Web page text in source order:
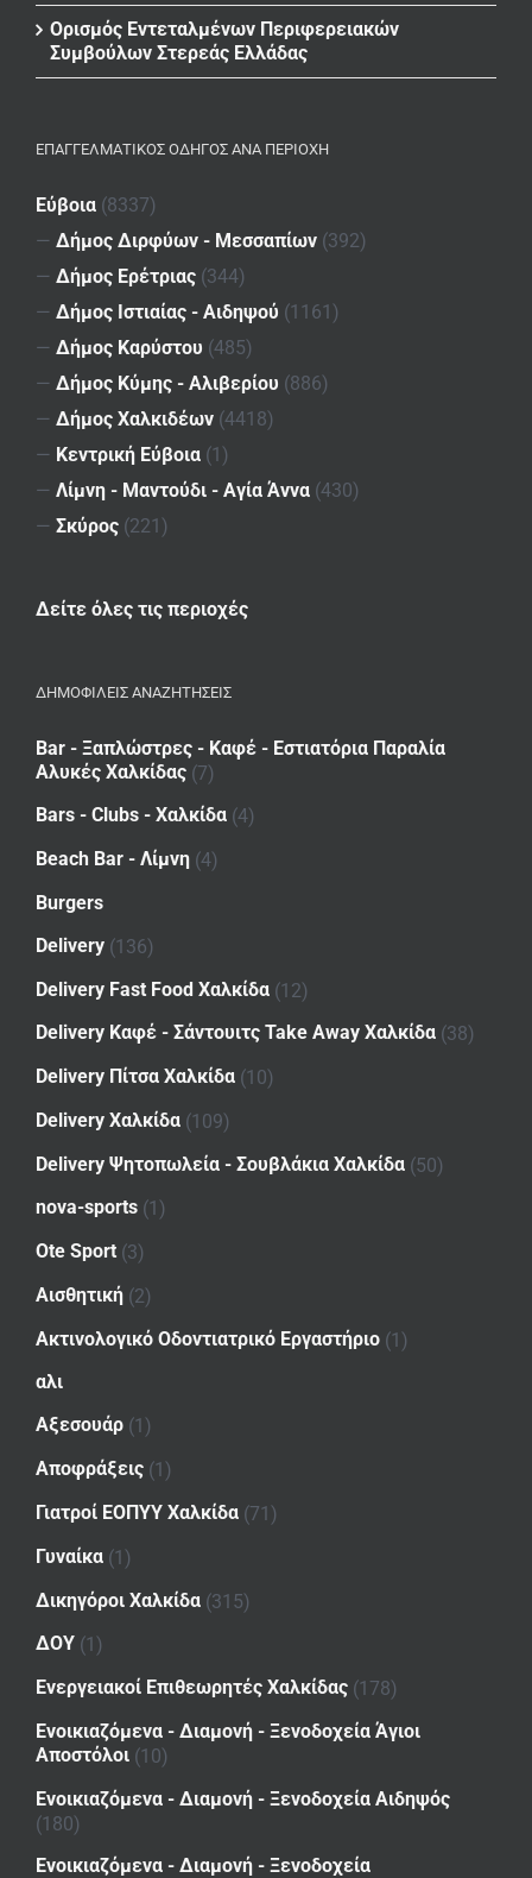
Ορισμός Εντεταλμένων Περιφερειακών
Συμβούλων Στερεάς Ελλάδας
ΕΠΑΓΓΕΛΜΑΤΙΚΌΣ ΟΔΗΓΌΣ ΑΝΆ ΠΕΡΙΟΧΉ
Εύβοια (8337)
— Δήμος Διρφύων - Μεσσαπίων (392)
— Δήμος Ερέτριας (344)
— Δήμος Ιστιαίας - Αιδηψού (1161)
— Δήμος Καρύστου (485)
— Δήμος Κύμης - Αλιβερίου (886)
— Δήμος Χαλκιδέων (4418)
— Κεντρική Εύβοια (1)
— Λίμνη - Μαντούδι - Αγία Άννα (430)
— Σκύρος (221)
Δείτε όλες τις περιοχές
ΔΗΜΟΦΙΛΕΙΣ ΑΝΑΖΗΤΗΣΕΙΣ
Bar - Ξαπλώστρες - Καφέ - Εστιατόρια Παραλία
Αλυκές Χαλκίδας (7)
Bars - Clubs - Χαλκίδα (4)
Beach Bar - Λίμνη (4)
Burgers
Delivery (136)
Delivery Fast Food Χαλκίδα (12)
Delivery Καφέ - Σάντουιτς Take Away Χαλκίδα (38)
Delivery Πίτσα Χαλκίδα (10)
Delivery Χαλκίδα (109)
Delivery Ψητοπωλεία - Σουβλάκια Χαλκίδα (50)
nova-sports (1)
Ote Sport (3)
Αισθητική (2)
Ακτινολογικό Οδοντιατρικό Εργαστήριο (1)
αλι
Αξεσουάρ (1)
Αποφράξεις (1)
Γιατροί ΕΟΠΥΥ Χαλκίδα (71)
Γυναίκα (1)
Δικηγόροι Χαλκίδα (315)
ΔΟΥ (1)
Ενεργειακοί Επιθεωρητές Χαλκίδας (178)
Ενοικιαζόμενα - Διαμονή - Ξενοδοχεία Άγιοι
Αποστόλοι (10)
Ενοικιαζόμενα - Διαμονή - Ξενοδοχεία Αιδηψός
(180)
Ενοικιαζόμενα - Διαμονή - Ξενοδοχεία